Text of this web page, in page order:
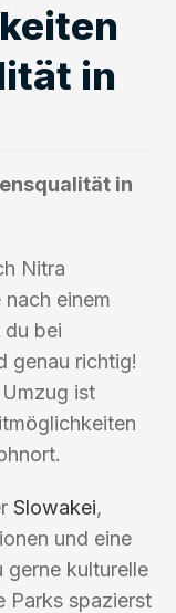
in
in
Nitra
einem
du bei
genau richtig!
ist
Slowakei,
und eine
gerne kulturelle
Parks spazierst